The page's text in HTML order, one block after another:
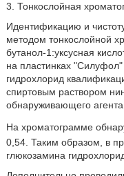
3. Тонкослойная
Идентификацию и
методом тонкослойной
бутанол-1:уксусная
на пластинках
гидрохлорид
спиртовым раствором
обнаруживающего
На хроматограмме
0,54. Таким образом, в
глюкозамина